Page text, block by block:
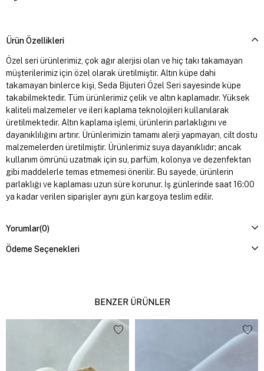
Ürün Özellikleri
Özel seri ürünlerimiz, çok ağır alerjisi olan ve hiç takı takamayan
müşterilerimiz için özel olarak üretilmiştir. Altın küpe dahi
takamayan binlerce kişi, Seda Bijuteri Özel Seri sayesinde küpe
takabilmektedir. Tüm ürünlerimiz çelik ve altın kaplamadır. Yüksek
kaliteli malzemeler ve ileri kaplama teknolojileri kullanılarak
üretilmektedir. Altın kaplama işlemi, ürünlerin parlaklığını ve
dayanıklılığını artırır. Ürünlerimizin tamamı alerji yapmayan, cilt dostu
malzemelerden üretilmiştir. Ürünlerimiz suya dayanıklıdır; ancak
kullanım ömrünü uzatmak için su, parfüm, kolonya ve dezenfektan
gibi maddelerle temas etmemesi önerilir. Bu sayede, ürünlerin
parlaklığı ve kaplaması uzun süre korunur. İş günlerinde saat 16:00
ya kadar verilen siparişler aynı gün kargoya teslim edilir.
Yorumlar(0)
Ödeme Seçenekleri
BENZER ÜRÜNLER